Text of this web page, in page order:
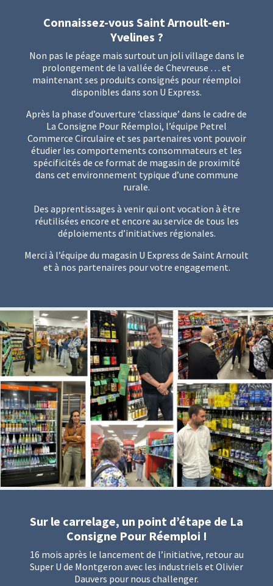
Connaissez-vous Saint Arnoult-en-
Yvelines ?
Non pas le péage mais surtout un joli village dans le
prolongement de la vallée de Chevreuse … et
maintenant ses produits consignés pour réemploi
disponibles dans son U Express.
Après la phase d’ouverture ‘classique’ dans le cadre de
La Consigne Pour Réemploi, l’équipe Petrel
Commerce Circulaire et ses partenaires vont pouvoir
étudier les comportements consommateurs et les
spécificités de ce format de magasin de proximité
dans cet environnement typique d’une commune
rurale.
Des apprentissages à venir qui ont vocation à être
réutilisées encore et encore au service de tous les
déploiements d’initiatives régionales.
Merci à l’équipe du magasin U Express de Saint Arnoult
et à nos partenaires pour votre engagement.
Sur le carrelage, un point d’étape de La
Consigne Pour Réemploi !
16 mois après le lancement de l’initiative, retour au
Super U de Montgeron avec les industriels et Olivier
Dauvers pour nous challenger.